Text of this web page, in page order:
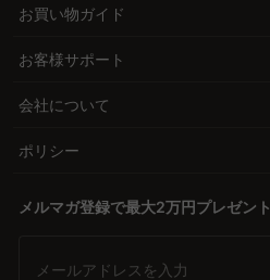
お買い物ガイド
お客様サポート
会社について
ポリシー
メルマガ登録で最大2万円プレゼント
メールアドレスを入力